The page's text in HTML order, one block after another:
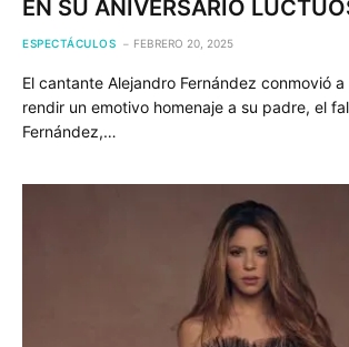
EN SU ANIVERSARIO
ESPECTÁCULOS FEBRERO 20, 2025
El cantante Alejandro Fernández conmovió
rendir un emotivo homenaje a su padre, el
Fernández,…